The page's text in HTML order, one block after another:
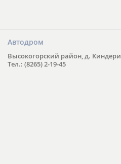
Автодром
Высокогорский район, д. Киндери
Тел.: (8265) 2-19-45